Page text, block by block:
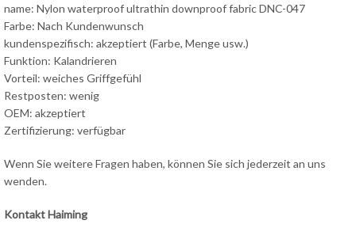
name: Nylon waterproof ultrathin downproof fabric DNC-047
Farbe: Nach Kundenwunsch
kundenspezifisch: akzeptiert (Farbe, Menge usw.)
Funktion: Kalandrieren
Vorteil: weiches Griffgefühl
Restposten: wenig
OEM: akzeptiert
Zertifizierung: verfügbar
Wenn Sie weitere Fragen haben, können Sie sich jederzeit an uns
wenden.
Kontakt Haiming